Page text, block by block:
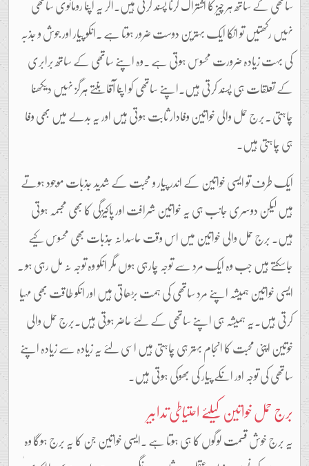
نہیں رکھتیں تو انکا ایک بہترین دوست ضرور ہوتا ہے ۔انکو پیار اور جوش و جذبہ
کی بہت زیادہ ضرورت محسوس ہوتی ہے ۔وہ اپنے ساتھی کے ساتھ برابری
کے تعلقات ہی پسند کرتی ہیں۔اپنے ساتھی کو اپنا آقا بنتے ہرگز نہیں دیکھنا
چاہتی ۔برج حمل والی خواتین وفادار ثابت ہوتی ہیں اور یہ بدلے میں بھی وفا
ہی چاہتی ہیں۔
ایک طرف تو ایسی خواتین کے اندر پیار و محبت کے شدید جذبات موجود ہوتے
ہیں لیکن دوسری جانب ہی یہ خواتین شرافت اور پاکیزگی کا بھی مجسمہ ہوتی
ہیں۔ برج حمل والی خواتین میں اس وقت حاسدانہ جذبات بھی محسوس کیے
جاسکتے ہیں جب وہ ایک مرد سے توجہ چارہی ہوں مگر انکو وہ توجہ نہ مل رہی ہو ۔
ایسی خواتین ہمیشہ اپنے مرد ساتھی کی ہمت بڑھاتی ہیں اور انکو طاقت بھی مہیا
کرتی ہیں۔یہ ہمیشہ ہی اپنے ساتھی کے لئے حاضر ہوتی ہیں۔برج حمل والی
خوتین اپنی محبت کا انجام بہتر ہی چاہتی ہیں اسی لئے یہ زیادہ سے زیادہ اپنے
ساتھی کی توجہ اور انکے پیار کی بھوکی ہوتی ہیں۔
برج حمل خواتین کیلئے احتیاطی تدابیر
یہ برج خوش قسمت لوگوں کا ہی ہوتا ہے ۔ایسی خواتین جن کا یہ برج ہوگا وہ